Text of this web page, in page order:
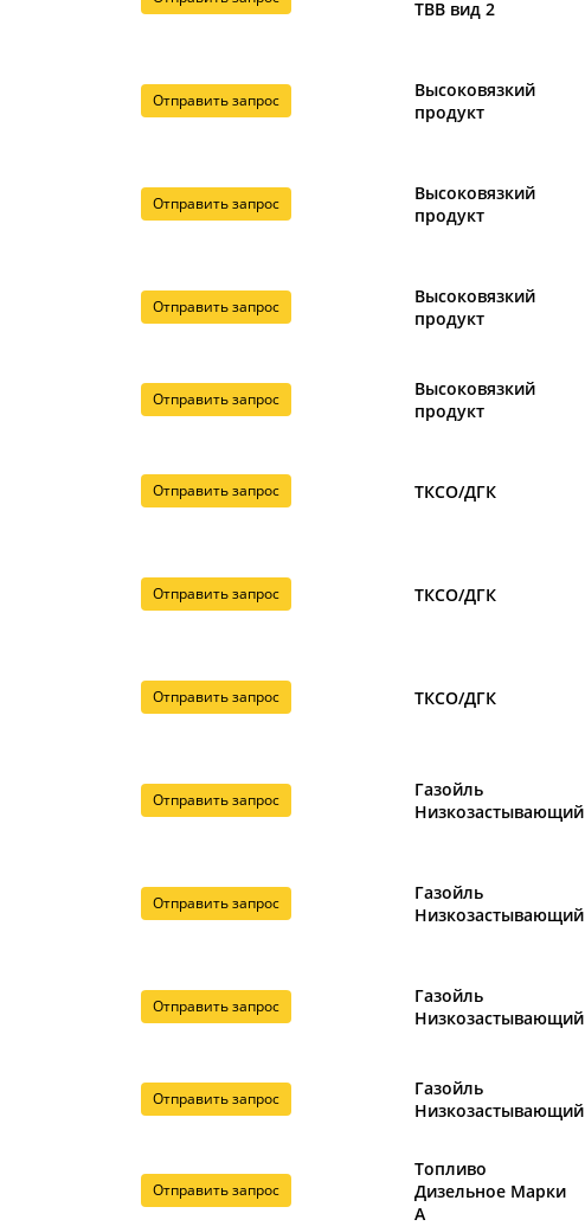
ТВВ вид 2
Отправить запрос
Высоковязкий
продукт
Отправить запрос
Высоковязкий
продукт
Отправить запрос
Высоковязкий
продукт
Отправить запрос
Высоковязкий
продукт
Отправить запрос ТКСО/ДГК
Отправить запрос ТКСО/ДГК
Отправить запрос ТКСО/ДГК
Отправить запрос
Газойль
Низкозастывающий
Отправить запрос
Газойль
Низкозастывающий
Отправить запрос
Газойль
Низкозастывающий
Отправить запрос
Газойль
Низкозастывающий
Отправить запрос
Топливо
Дизельное Марки
А